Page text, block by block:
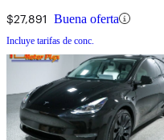
$27,891 Buena oferta
Incluye tarifas de conc.